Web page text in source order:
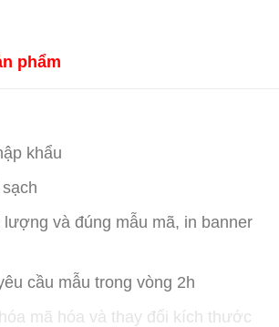
phẩm
khẩu
và đúng mẫu mã, in banner
cầu mẫu trong vòng 2h
hóa mã hóa và thay đổi kích thước